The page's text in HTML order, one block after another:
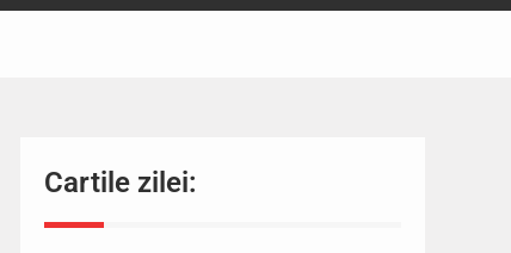
Cartile zilei: